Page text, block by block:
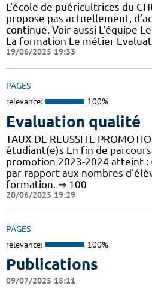
L'école de puéricultrices du
propose pas actuellement,
continue. Voir aussi L'équipe
La formation Le métier
19/06/2025 19:33
PAGES
relevance: 100%
Evaluation qualité
TAUX DE REUSSITE
étudiant(e)s En fin de
promotion 2023-2024 atteint :
par rapport aux nombres
formation. ⇒ 100
20/06/2025 19:29
PAGES
relevance: 100%
Publications
09/07/2025 18:11